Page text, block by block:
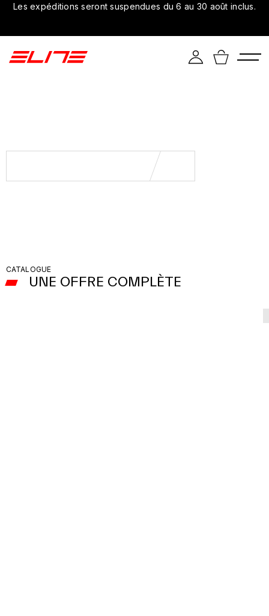
Les expéditions seront suspendues du 6 au 30 août inclus.
CATALOGUE
UNE OFFRE COMPLÈTE